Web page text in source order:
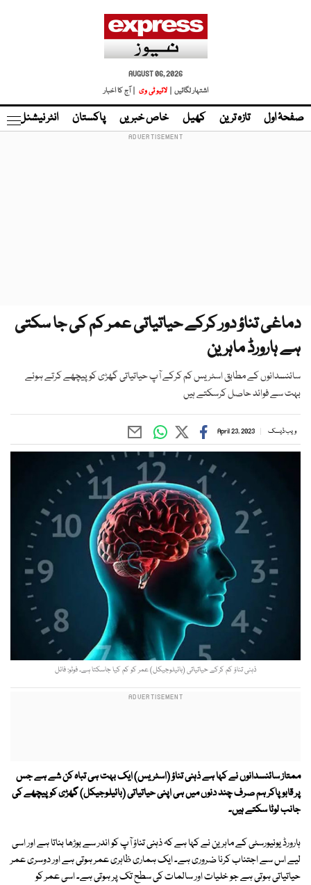
AUGUST 06, 2026
اشتہار لگائیں |
لائیو ٹی وی | آج کا اخبار
صفحۂ اول تازہ ترین کھیل خاص خبریں پاکستان انٹر نیشنل
دماغی تناؤ دور کرکے حیاتیاتی عمر کم کی جا سکتی
ہے ہارورڈ ماہرین
سائنسدانوں کے مطابق اسٹریس کم کرکے آپ حیاتیاتی گھڑی کو پیچھے کرتے ہوئے
بہت سے فوائد حاصل کرسکتے ہیں
ویب ڈیسک April 23, 2023
ذہنی تناؤ کم کرکے حیاتیاتی (بائیلوجیکل) عمر کو کم کیا جاسکتا ہے۔ فوٹو: فائل
ممتاز سائنسدانوں نے کہا ہے ذہنی تناؤ (اسٹریس) ایک بہت ہی تباہ کن شے ہے جس
پر قابو پاکر ہم صرف چند دنوں میں ہی اپنی حیاتیاتی (بائیلوجیکل) گھڑی کو پیچھے کی
جانب لوٹا سکتے ہیں۔
ہارورڈ یونیورسٹی کے ماہرین نے کہا ہے کہ ذہنی تناؤ آپ کو اندر سے بوڑھا بناتا ہے اور اسی
لیے اس سے اجتناب کرنا ضروری ہے۔ ایک ہماری ظاہری عمر ہوتی ہے اور دوسری عمر
حیاتیاتی ہوتی ہے جو خلیات اور سالمات کی سطح تک پر ہوتی ہے۔ اسی عمر کو